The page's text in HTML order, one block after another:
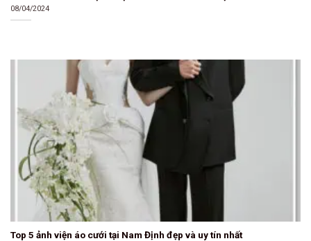
08/04/2024
Top 5 ảnh viện áo cưới tại Nam Định đẹp và uy tín nhất